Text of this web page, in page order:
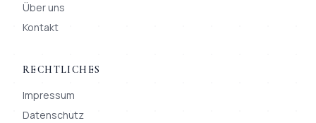
Über uns
Kontakt
RECHTLICHES
Impressum
Datenschutz